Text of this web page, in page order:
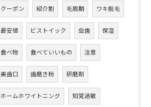
クーポン 紹介割 毛周期 ワキ脱毛
最安値 ビストイック 虫歯 保湿
食べ物 食べていいもの 注意
美歯口 歯磨き粉 研磨剤
ホームホワイトニング 知覚過敏